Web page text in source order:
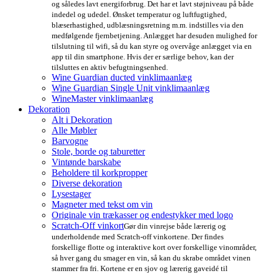
og således lavt energiforbrug. Det har et lavt støjniveau på både
indedel og udedel. Ønsket temperatur og luftfugtighed,
blæserhastighed, udblæsningsretning m.m. indstilles via den
medfølgende fjernbetjening. Anlægget har desuden mulighed for
tilslutning til wifi, så du kan styre og overvåge anlægget via en
app til din smartphone. Hvis der er særlige behov, kan der
tilsluttes en aktiv befugtningsenhed.
Wine Guardian ducted vinklimaanlæg
Wine Guardian Single Unit vinklimaanlæg
WineMaster vinklimaanlæg
Dekoration
Alt i Dekoration
Alle Møbler
Barvogne
Stole, borde og taburetter
Vintønde barskabe
Beholdere til korkpropper
Diverse dekoration
Lysestager
Magneter med tekst om vin
Originale vin trækasser og endestykker med logo
Scratch-Off vinkortGør din vinrejse både lærerig og
underholdende med Scratch-off vinkortene. Der findes
forskellige flotte og interaktive kort over forskellige vinområder,
så hver gang du smager en vin, så kan du skrabe området vinen
stammer fra fri. Kortene er en sjov og lærerig gaveidé til